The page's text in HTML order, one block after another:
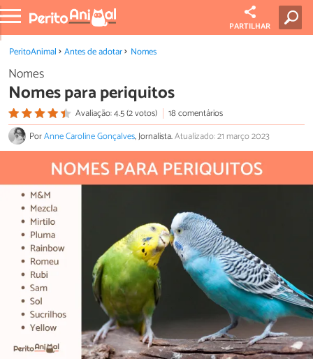
PARTILHAR
PeritoAnimal Antes de adotar Nomes
Nomes
Nomes para periquitos
Avaliação: 4.5 (2 votos)
18 comentários
PorAnne Caroline Gonçalves, Jornalista.Atualizado: 21 março 2023